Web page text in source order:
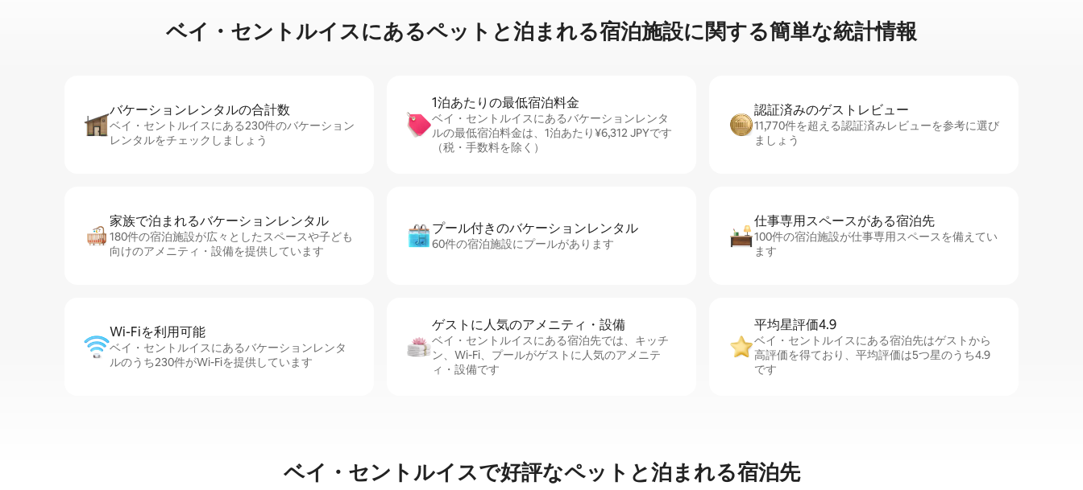
ベイ・セントルイスに⁠あ⁠るペ⁠ッ⁠ト⁠と泊⁠ま⁠れ⁠る宿⁠泊⁠施⁠設⁠に関⁠す⁠る簡⁠単⁠な統⁠計⁠情⁠報
バケーションレ⁠ン⁠タ⁠ル⁠の合⁠計⁠数
ベイ・セントルイスにある230件のバケーション
レンタルをチェックしましょう
1泊あたりの最⁠低⁠宿⁠泊⁠料⁠金
ベイ・セントルイスにあるバケーションレンタ
ルの最低宿泊料金は、1泊あたり¥6,312 JPYです
（税・手数料を除く）
認証済みのゲ⁠ス⁠ト⁠レ⁠ビ⁠ュ⁠ー
11,770件を超える認証済みレビューを参考に選び
ましょう
家族で泊まれるバ⁠ケ⁠ー⁠シ⁠ョ⁠ンレ⁠ン⁠タ⁠ル
180件の宿泊施設が広々としたスペースや子ども
向けのアメニティ・設備を提供しています
プール付きのバ⁠ケ⁠ー⁠シ⁠ョ⁠ンレ⁠ン⁠タ⁠ル
60件の宿泊施設にプールがあります
仕事専用ス⁠ペ⁠ー⁠スがあ⁠る宿⁠泊⁠先
100件の宿泊施設が仕事専用スペースを備えてい
ます
Wi-Fiを利⁠用⁠可⁠能
ベイ・セントルイスにあるバケーションレンタ
ルのうち230件がWi-Fiを提供しています
ゲストに人⁠気⁠のア⁠メ⁠ニ⁠テ⁠ィ・設⁠備
ベイ・セントルイスにある宿泊先では、キッチ
ン、Wi-Fi、プールがゲストに人気のアメニテ
ィ・設備です
平均星評価4.9
ベイ・セントルイスにある宿泊先はゲストから
高評価を得ており、平均評価は5つ星のうち4.9
です
ベイ・セントルイスで好評なペットと泊まれる宿泊先